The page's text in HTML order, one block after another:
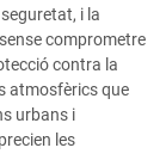
i la
comprometre
contra la
atmosfèrics que
urbans i
les